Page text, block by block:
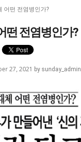
어떤 전염병인가?
떤 전염병인가?
27, 2021 by sunday_admin